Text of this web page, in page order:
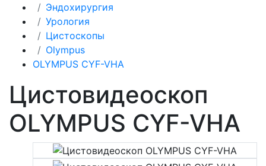
Эндохирургия
Урология
Цистоскопы
Olympus
OLYMPUS CYF-VHA
Цистовидеоскоп
OLYMPUS CYF-VHA